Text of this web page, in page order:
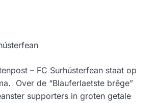
– FC Surhústerfean staat op
Over de “Blauferlaetste brêge”
supporters in groten getale